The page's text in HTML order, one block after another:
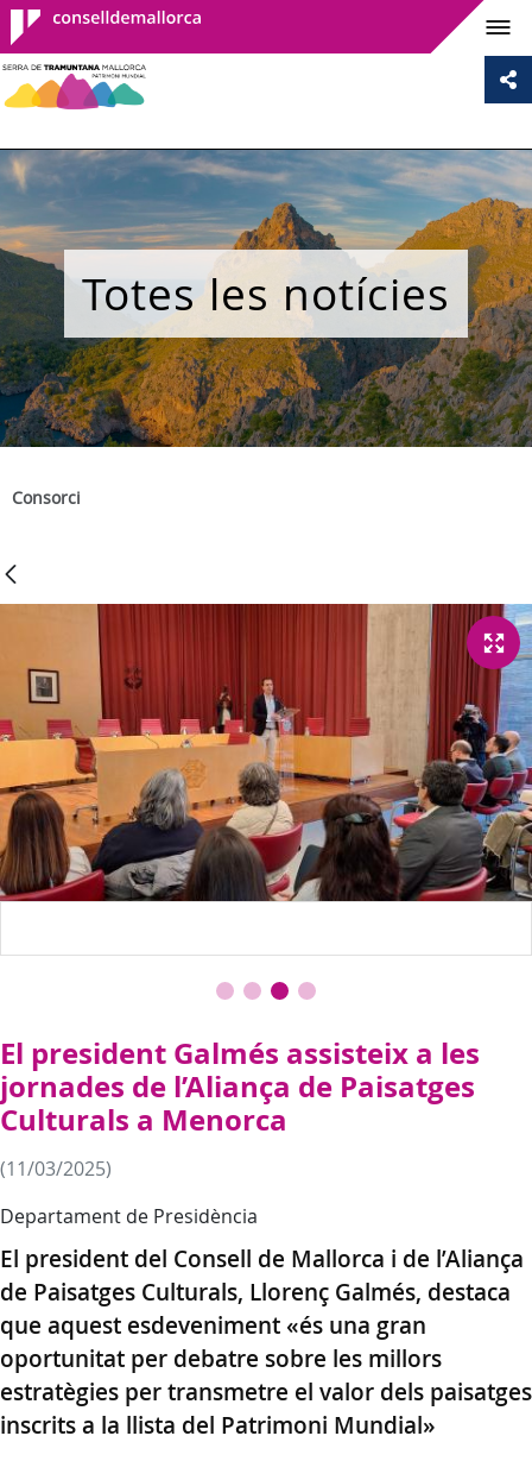
Consell de
Mallorca
Totes les notícies
Consorci
El president Galmés assisteix a les
jornades de l’Aliança de Paisatges
Culturals a Menorca
(11/03/2025)
Departament de Presidència
El president del Consell de Mallorca i de l’Aliança
de Paisatges Culturals, Llorenç Galmés, destaca
que aquest esdeveniment «és una gran
oportunitat per debatre sobre les millors
estratègies per transmetre el valor dels paisatges
inscrits a la llista del Patrimoni Mundial»